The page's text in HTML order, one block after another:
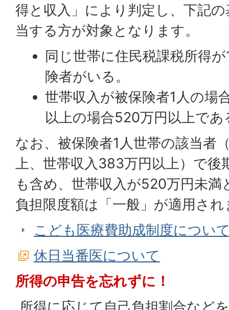
得と収入」により判定し、下記
当する方が対象となります。
同じ世帯に住民税課税所得
険者がいる。
世帯収入が被保険者1人の場
以上の場合520万円以上であ
なお、被保険者1人世帯の該当者
上、世帯収入383万円以上）で後
も含め、世帯収入が520万円未満
負担限度額は「一般」が適用され
こども医療費助成制度につい
休日当番医について
所得の申告を忘れずに！